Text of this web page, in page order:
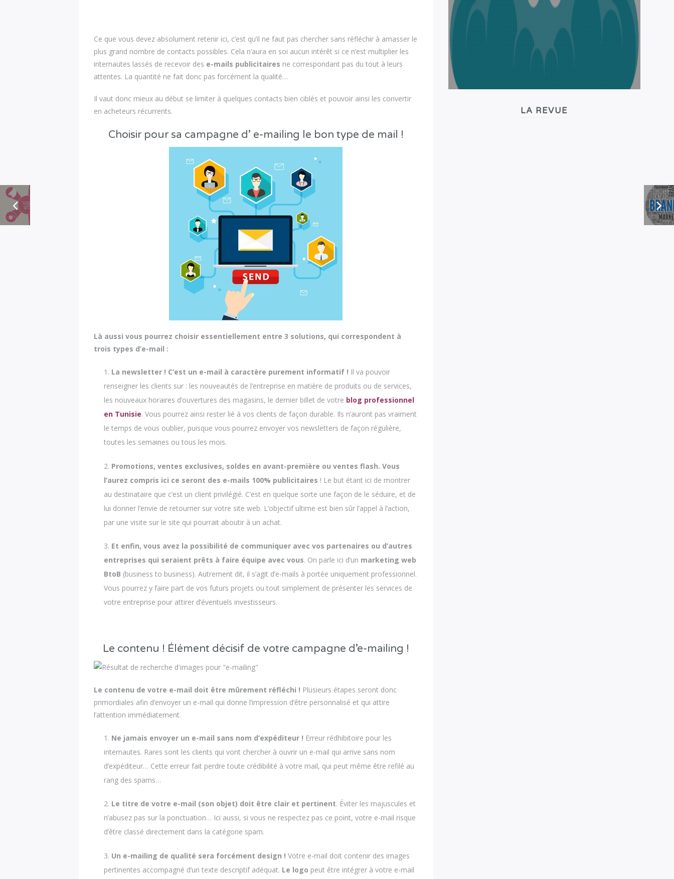
Ce que vous devez absolument retenir ici, c’est qu’il ne faut pas chercher sans réfléchir à amasser le
plus grand nombre de contacts possibles. Cela n’aura en soi aucun intérêt si ce n’est multiplier les
internautes lassés de recevoir des e-mails publicitaires ne correspondant pas du tout à leurs
attentes. La quantité ne fait donc pas forcément la qualité…
Il vaut donc mieux au début se limiter à quelques contacts bien ciblés et pouvoir ainsi les convertir
en acheteurs récurrents.
Choisir pour sa campagne d’ e-mailing le bon type de mail !
Là aussi vous pourrez choisir essentiellement entre 3 solutions, qui correspondent à
trois types d’e-mail :
La newsletter ! C’est un e-mail à caractère purement informatif ! Il va pouvoir
renseigner les clients sur : les nouveautés de l’entreprise en matière de produits ou de services,
les nouveaux horaires d’ouvertures des magasins, le dernier billet de votre blog professionnel
en Tunisie. Vous pourrez ainsi rester lié à vos clients de façon durable. Ils n’auront pas vraiment
le temps de vous oublier, puisque vous pourrez envoyer vos newsletters de façon régulière,
toutes les semaines ou tous les mois.
Promotions, ventes exclusives, soldes en avant-première ou ventes flash. Vous
l’aurez compris ici ce seront des e-mails 100% publicitaires ! Le but étant ici de montrer
au destinataire que c’est un client privilégié. C’est en quelque sorte une façon de le séduire, et de
lui donner l’envie de retourner sur votre site web. L’objectif ultime est bien sûr l’appel à l’action,
par une visite sur le site qui pourrait aboutir à un achat.
Et enfin, vous avez la possibilité de communiquer avec vos partenaires ou d’autres
entreprises qui seraient prêts à faire équipe avec vous. On parle ici d’un marketing web
BtoB (business to business). Autrement dit, il s’agit d’e-mails à portée uniquement professionnel.
Vous pourrez y faire part de vos futurs projets ou tout simplement de présenter les services de
votre entreprise pour attirer d’éventuels investisseurs.
Le contenu ! Élément décisif de votre campagne d’e-mailing !
Le contenu de votre e-mail doit être mûrement réfléchi ! Plusieurs étapes seront donc
primordiales afin d’envoyer un e-mail qui donne l’impression d’être personnalisé et qui attire
l’attention immédiatement.
Ne jamais envoyer un e-mail sans nom d’expéditeur ! Erreur rédhibitoire pour les
internautes. Rares sont les clients qui vont chercher à ouvrir un e-mail qui arrive sans nom
d’expéditeur… Cette erreur fait perdre toute crédibilité à votre mail, qui peut même être refilé au
rang des spams…
Le titre de votre e-mail (son objet) doit être clair et pertinent. Éviter les majuscules et
n’abusez pas sur la ponctuation… Ici aussi, si vous ne respectez pas ce point, votre e-mail risque
d’être classé directement dans la catégorie spam.
Un e-mailing de qualité sera forcément design ! Votre e-mail doit contenir des images
pertinentes accompagné d’un texte descriptif adéquat. Le logo peut être intégrer à votre e-mail
LA REVUE